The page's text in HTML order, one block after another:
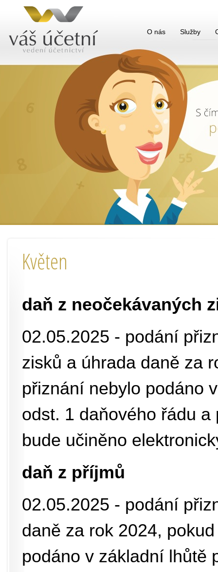
Květen
daň z neočekávaných
02.05.2025 - podání
zisků a úhrada daně za
přiznání nebylo podáno
odst. 1 daňového řádu
bude učiněno
daň z příjmů
02.05.2025 - podání
daně za rok 2024,
podáno v základní lhůtě
O nás Služby